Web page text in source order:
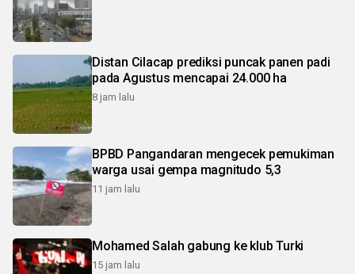
Distan Cilacap prediksi puncak panen padi
pada Agustus mencapai 24.000 ha
8 jam lalu
BPBD Pangandaran mengecek pemukiman
warga usai gempa magnitudo 5,3
11 jam lalu
Mohamed Salah gabung ke klub Turki
15 jam lalu